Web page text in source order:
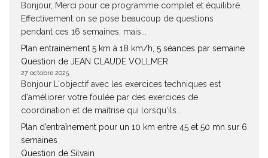
Bonjour, Merci pour ce programme complet et équilibré.
Effectivement on se pose beaucoup de questions
pendant ces 16 semaines, mais...
Plan entrainement 5 km à 18 km/h, 5 séances par semaine
Question de JEAN CLAUDE VOLLMER
27 octobre 2025
Bonjour L'objectif avec les exercices techniques est
d'améliorer votre foulée par des exercices de
coordination et de maîtrise qui lorsqu'ils...
Plan d’entraînement pour un 10 km entre 45 et 50 mn sur 6
semaines
Question de Silvain